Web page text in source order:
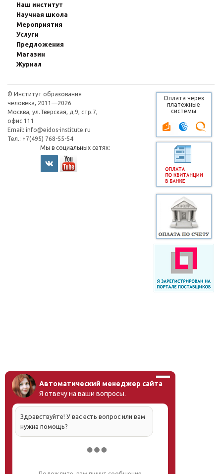
Наш институт
Научная школа
Мероприятия
Услуги
Предложения
Магазин
Журнал
© Институт образования
человека, 2011—2026
Москва, ул.Тверская, д.9, стр.7,
офис 111
Email: info@eidos-institute.ru
Тел.: +7(495) 768-55-54
Мы в социальных сетях:
Оплата через
платёжные
системы
Автоматический менеджер сайта
Я отвечу на ваши вопросы.
Здравствуйте! У вас есть вопрос или вам
нужна помощь?